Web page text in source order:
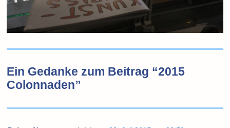
Ein Gedanke zum Beitrag “2015
Colonnaden”